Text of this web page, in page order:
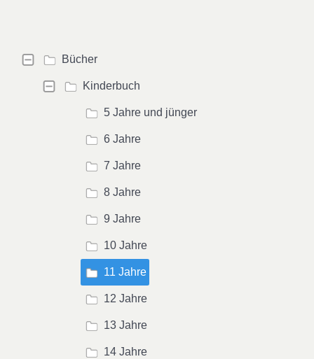
Bücher
Kinderbuch
5 Jahre und jünger
6 Jahre
7 Jahre
8 Jahre
9 Jahre
10 Jahre
11 Jahre
12 Jahre
13 Jahre
14 Jahre